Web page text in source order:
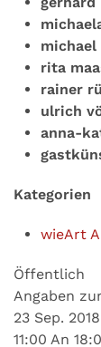
michael
rita
rainer
ulrich
anna-
Kategorien
wieArt
Öffentlich
Angaben
23 Sep.
11:00 An